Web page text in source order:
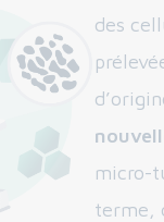
des
micro-
terme,